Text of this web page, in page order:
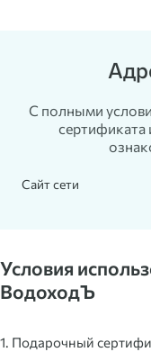
С полными
сертификата
Сайт сети
Условия
ВодоходЪ
1. Подарочный